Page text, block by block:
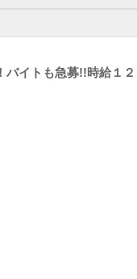
イトも急募!!時給１